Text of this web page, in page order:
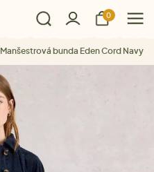
0
Manšestrová bunda Eden Cord Navy